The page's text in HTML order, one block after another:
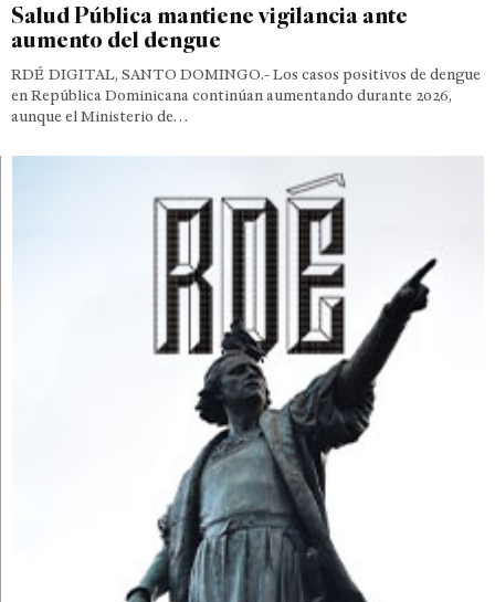
Salud Pública mantiene vigilancia ante
aumento del dengue
RDÉ DIGITAL, SANTO DOMINGO.- Los casos positivos de dengue
en República Dominicana continúan aumentando durante 2026,
aunque el Ministerio de…